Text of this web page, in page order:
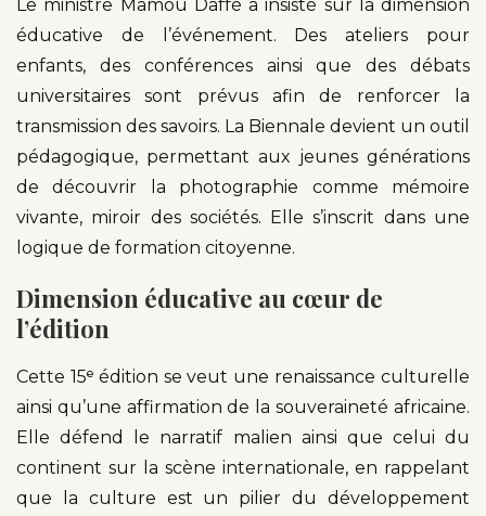
Le ministre Mamou Daffé a insisté sur la dimension
éducative de l’événement. Des ateliers pour
enfants, des conférences ainsi que des débats
universitaires sont prévus afin de renforcer la
transmission des savoirs. La Biennale devient un outil
pédagogique, permettant aux jeunes générations
de découvrir la photographie comme mémoire
vivante, miroir des sociétés. Elle s’inscrit dans une
logique de formation citoyenne.
Dimension éducative au cœur de
l’édition
Cette 15ᵉ édition se veut une renaissance culturelle
ainsi qu’une affirmation de la souveraineté africaine.
Elle défend le narratif malien ainsi que celui du
continent sur la scène internationale, en rappelant
que la culture est un pilier du développement